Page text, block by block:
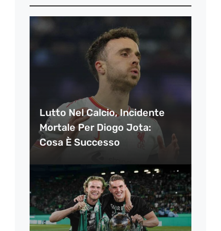
Lutto Nel Calcio, Incidente
Mortale Per Diogo Jota:
Cosa È Successo